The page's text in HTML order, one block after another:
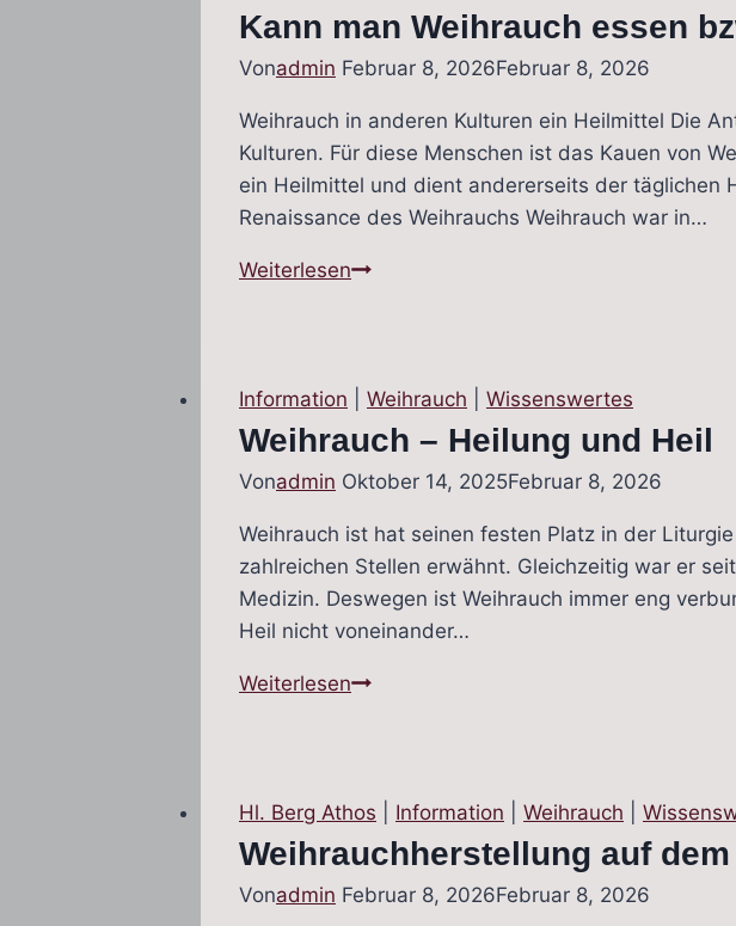
Kann man Weihrauch essen
Vonadmin Februar 8, 2026Februar 8, 2026
Weihrauch in anderen Kulturen ein Heilmittel Die
Kulturen. Für diese Menschen ist das Kauen von
ein Heilmittel und dient andererseits der täglichen
Renaissance des Weihrauchs Weihrauch war in…
WeiterlesenKann
bzw.
kauen?
Information Weihrauch Wissenswertes
Weihrauch – Heilung und Heil
Vonadmin Oktober 14, 2025Februar 8, 2026
Weihrauch ist hat seinen festen Platz in der
zahlreichen Stellen erwähnt. Gleichzeitig war er
Medizin. Deswegen ist Weihrauch immer eng
Heil nicht voneinander…
WeiterlesenWeihrauch
Heil
Hl. Berg Athos Information Weihrauch
Weihrauchherstellung auf
Vonadmin Februar 8, 2026Februar 8, 2026